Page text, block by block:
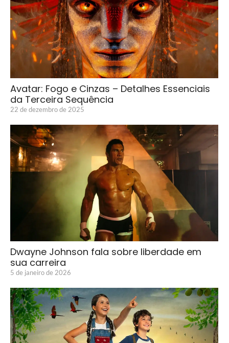
Avatar: Fogo e Cinzas – Detalhes Essenciais
da Terceira Sequência
22 de dezembro de 2025
Dwayne Johnson fala sobre liberdade em
sua carreira
5 de janeiro de 2026